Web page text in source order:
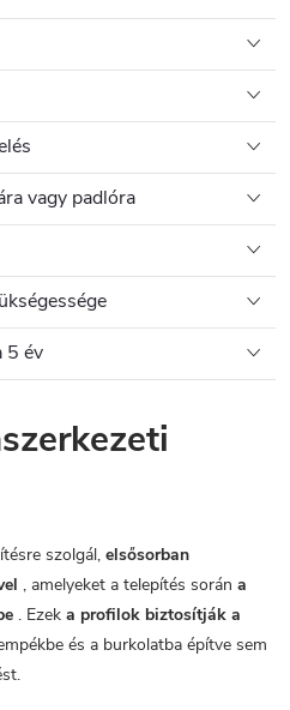
vagy padlóra
5 év
szolgál, elsősorban
, amelyeket a telepítés során a
. Ezek a profilok biztosítják a
és a burkolatba építve sem